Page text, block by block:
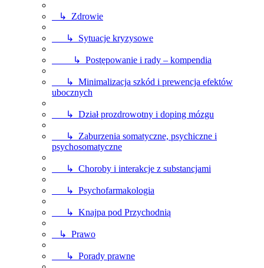
↳ Zdrowie
↳ Sytuacje kryzysowe
↳ Postępowanie i rady – kompendia
↳ Minimalizacja szkód i prewencja efektów
ubocznych
↳ Dział prozdrowotny i doping mózgu
↳ Zaburzenia somatyczne, psychiczne i
psychosomatyczne
↳ Choroby i interakcje z substancjami
↳ Psychofarmakologia
↳ Knajpa pod Przychodnią
↳ Prawo
↳ Porady prawne